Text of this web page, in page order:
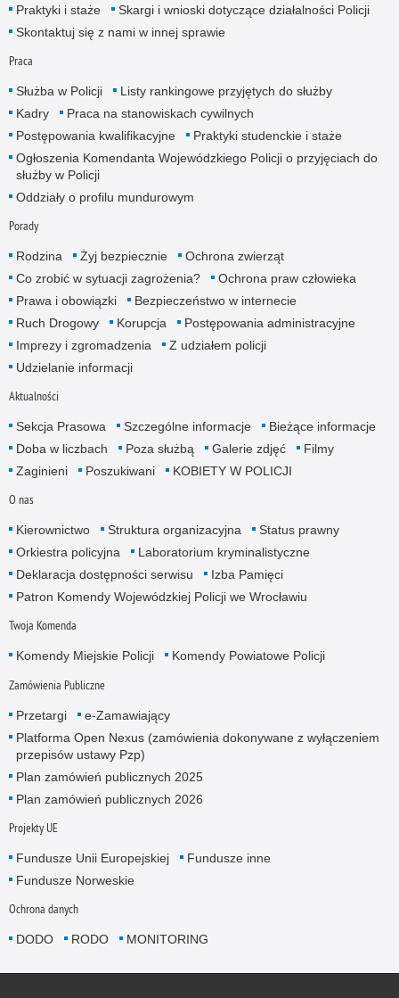
Praktyki i staże
Skargi i wnioski dotyczące działalności Policji
Skontaktuj się z nami w innej sprawie
Praca
Służba w Policji
Listy rankingowe przyjętych do służby
Kadry
Praca na stanowiskach cywilnych
Postępowania kwalifikacyjne
Praktyki studenckie i staże
Ogłoszenia Komendanta Wojewódzkiego Policji o przyjęciach do
służby w Policji
Oddziały o profilu mundurowym
Porady
Rodzina Żyj bezpiecznie
Ochrona zwierząt
Co zrobić w sytuacji zagrożenia?
Ochrona praw człowieka
Prawa i obowiązki
Bezpieczeństwo w internecie
Ruch Drogowy
Korupcja
Postępowania administracyjne
Imprezy i zgromadzenia
Z udziałem policji
Udzielanie informacji
Aktualności
Sekcja Prasowa Szczególne informacje
Bieżące informacje
Doba w liczbach
Poza służbą Galerie zdjęć
Filmy
Zaginieni
Poszukiwani KOBIETY W POLICJI
O nas
Kierownictwo Struktura organizacyjna
Status prawny
Orkiestra policyjna
Laboratorium kryminalistyczne
Deklaracja dostępności serwisu
Izba Pamięci
Patron Komendy Wojewódzkiej Policji we Wrocławiu
Twoja Komenda
Komendy Miejskie Policji Komendy Powiatowe Policji
Zamówienia Publiczne
Przetargi
e-Zamawiający
Platforma Open Nexus (zamówienia dokonywane z wyłączeniem
przepisów ustawy Pzp)
Plan zamówień publicznych 2025
Plan zamówień publicznych 2026
Projekty UE
Fundusze Unii Europejskiej
Fundusze inne
Fundusze Norweskie
Ochrona danych
DODO RODO MONITORING